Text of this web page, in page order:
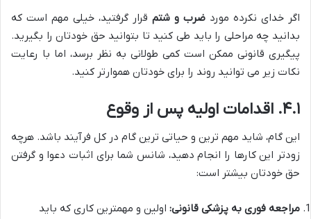
اگر خدای نکرده مورد ضرب و شتم قرار گرفتید، خیلی مهم است که
بدانید چه مراحلی را باید طی کنید تا بتوانید حق خودتان را بگیرید.
پیگیری قانونی ممکن است کمی طولانی به نظر برسد، اما با رعایت
نکات زیر می توانید روند را برای خودتان هموارتر کنید.
۴.۱. اقدامات اولیه پس از وقوع
این گام، شاید مهم ترین و حیاتی ترین گام در کل فرآیند باشد. هرچه
زودتر این کارها را انجام دهید، شانس شما برای اثبات دعوا و گرفتن
حق خودتان بیشتر است:
مراجعه فوری به پزشکی قانونی: اولین و مهمترین کاری که باید